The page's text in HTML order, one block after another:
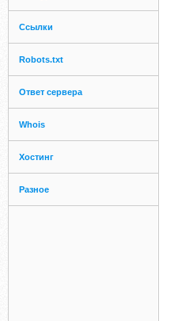
Ссылки
Robots.txt
Ответ сервера
Whois
Хостинг
Разное